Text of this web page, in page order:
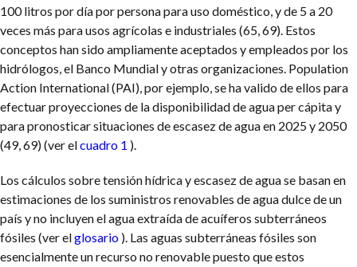
100 litros por día por persona para uso doméstico, y de 5 a 20
veces más para usos agrícolas e industriales (65, 69). Estos
conceptos han sido ampliamente aceptados y empleados por los
hidrólogos, el Banco Mundial y otras organizaciones. Population
Action International (PAI), por ejemplo, se ha valido de ellos para
efectuar proyecciones de la disponibilidad de agua per cápita y
para pronosticar situaciones de escasez de agua en 2025 y 2050
(49, 69) (ver elcuadro 1 ).
Los cálculos sobre tensión hídrica y escasez de agua se basan en
estimaciones de los suministros renovables de agua dulce de un
país y no incluyen el agua extraída de acuíferos subterráneos
fósiles (ver elglosario ). Las aguas subterráneas fósiles son
esencialmente un recurso no renovable puesto que estos